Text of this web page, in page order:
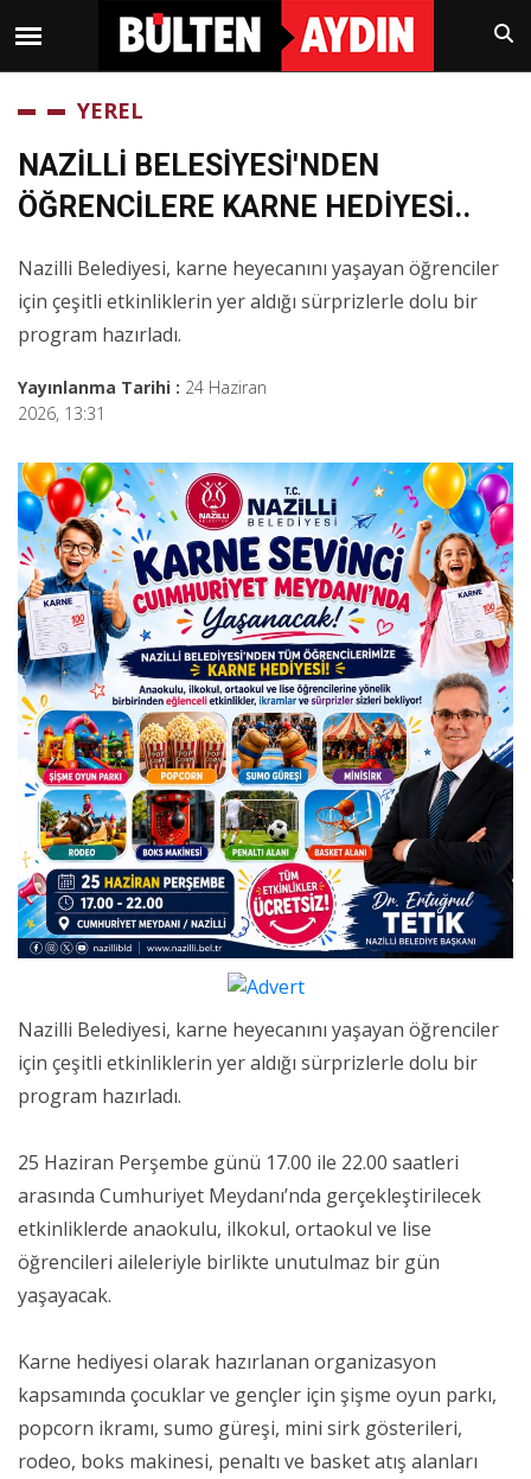
YEREL
NAZİLLİ BELESİYESİ'NDEN
ÖĞRENCİLERE KARNE HEDİYESİ..
Nazilli Belediyesi, karne heyecanını yaşayan öğrenciler
için çeşitli etkinliklerin yer aldığı sürprizlerle dolu bir
program hazırladı.
Yayınlanma Tarihi : 24 Haziran
2026, 13:31
Nazilli Belediyesi, karne heyecanını yaşayan öğrenciler
için çeşitli etkinliklerin yer aldığı sürprizlerle dolu bir
program hazırladı.
25 Haziran Perşembe günü 17.00 ile 22.00 saatleri
arasında Cumhuriyet Meydanı’nda gerçekleştirilecek
etkinliklerde anaokulu, ilkokul, ortaokul ve lise
öğrencileri aileleriyle birlikte unutulmaz bir gün
yaşayacak.
Karne hediyesi olarak hazırlanan organizasyon
kapsamında çocuklar ve gençler için şişme oyun parkı,
popcorn ikramı, sumo güreşi, mini sirk gösterileri,
rodeo, boks makinesi, penaltı ve basket atış alanları